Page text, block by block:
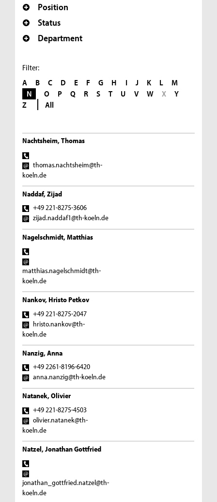
Position
Status
Department
Filter:
A B C D E F G H I J K L
M
N
O P Q R S T U V W X
Y
Z
All
Nachtsheim, Thomas
thomas.nachtsheim@th-
koeln.de
Naddaf, Zijad
+49 221-8275-3606
zijad.naddaf1@th-koeln.de
Nagelschmidt, Matthias
matthias.nagelschmidt@th-
koeln.de
Nankov, Hristo Petkov
+49 221-8275-2047
hristo.nankov@th-
koeln.de
Nanzig, Anna
+49 2261-8196-6420
anna.nanzig@th-koeln.de
Natanek, Olivier
+49 221-8275-4503
olivier.natanek@th-
koeln.de
Natzel, Jonathan Gottfried
jonathan_gottfried.natzel@th-
koeln.de